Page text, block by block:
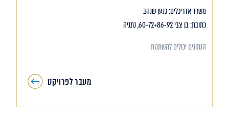
משרד אדריכלים: כנען שנהב
כתובת: בן צבי 60-72+86-92, נתניה
הנתונים יכולים להשתנות
מעבר לפרויקט